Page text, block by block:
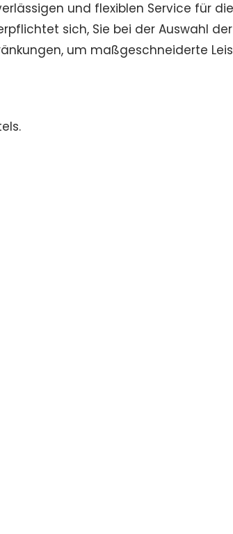
und flexiblen Service für
sich, Sie bei der Auswahl
um maßgeschneiderte